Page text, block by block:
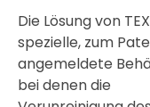
Die Lösung von
spezielle, zum
angemeldete
bei denen die